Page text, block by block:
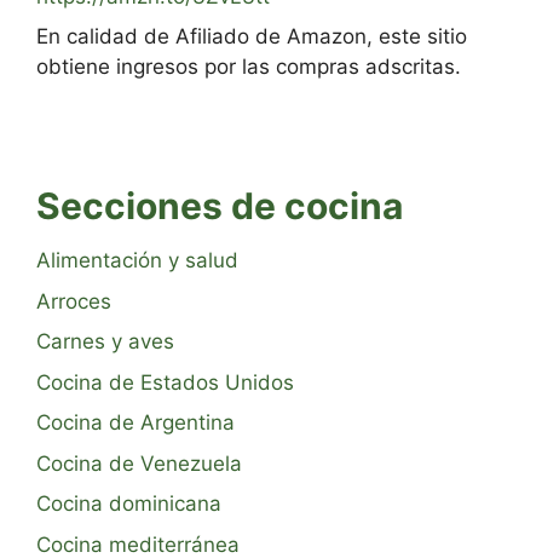
En calidad de Afiliado de Amazon, este sitio
obtiene ingresos por las compras adscritas.
Secciones de cocina
Alimentación y salud
Arroces
Carnes y aves
Cocina de Estados Unidos
Cocina de Argentina
Cocina de Venezuela
Cocina dominicana
Cocina mediterránea